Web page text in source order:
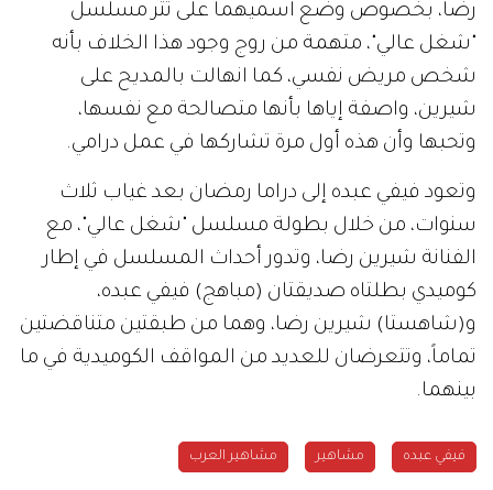
رضا، بخصوص وضع اسميهما على تتر مسلسل
"شغل عالي"، متهمة من روج وجود هذا الخلاف بأنه
شخص مريض نفسي، كما انهالت بالمديح على
شيرين، واصفة إياها بأنها متصالحة مع نفسها،
وتحبها وأن هذه أول مرة تشاركها في عمل درامي.
وتعود فيفي عبده إلى دراما رمضان بعد غياب ثلاث
سنوات، من خلال بطولة مسلسل "شغل عالي"، مع
الفنانة شيرين رضا، وتدور أحداث المسلسل في إطار
كوميدي بطلتاه صديقتان (مباهج) فيفي عبده،
و(شاهستا) شيرين رضا، وهما من طبقتين متناقضتين
تماماً، وتتعرضان للعديد من المواقف الكوميدية في ما
بينهما.
فيفي عبده مشاهير مشاهير العرب